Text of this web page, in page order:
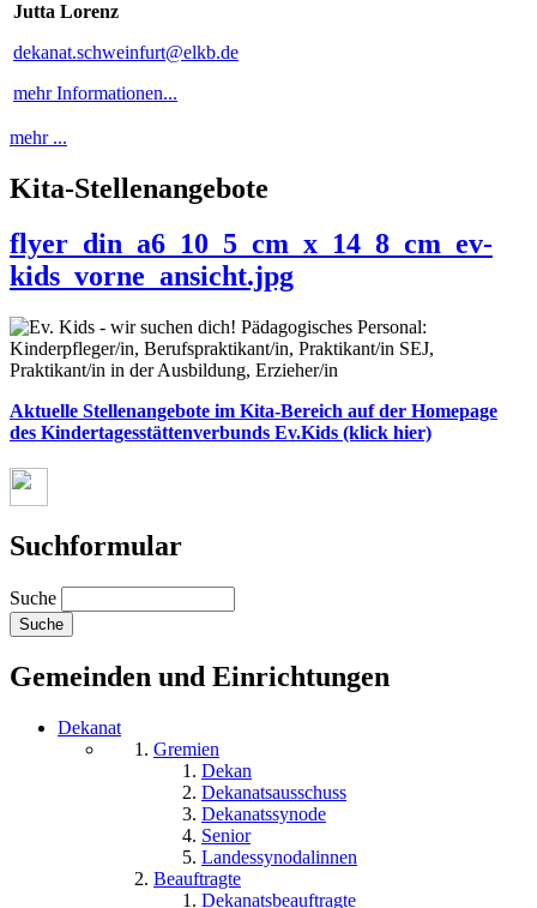
Jutta Lorenz
dekanat.schweinfurt@elkb.de
mehr Informationen...
mehr ...
Kita-Stellenangebote
flyer_din_a6_10_5_cm_x_14_8_cm_ev-
kids_vorne_ansicht.jpg
Aktuelle Stellenangebote im Kita-Bereich auf der Homepage
des Kindertagesstättenverbunds Ev.Kids (klick hier)
Suchformular
Suche
Gemeinden und Einrichtungen
Dekanat
Gremien
Dekan
Dekanatsausschuss
Dekanatssynode
Senior
Landessynodalinnen
Beauftragte
Dekanatsbeauftragte